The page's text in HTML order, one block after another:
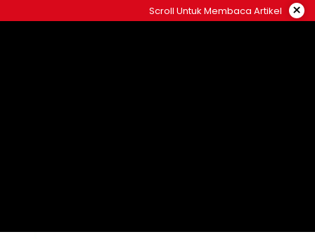
to
Scroll Untuk Membaca Artikel ×